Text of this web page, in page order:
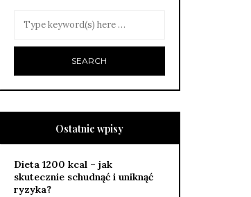
Ostatnie wpisy
Dieta 1200 kcal – jak
skutecznie schudnąć i uniknąć
ryzyka?